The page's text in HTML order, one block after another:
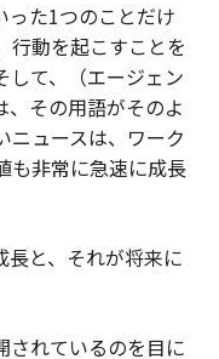
った1つのことだけ
行動を起こすことを
して、（エージェン
、その用語がそのよ
ニュースは、ワーク
も非常に急速に成長
長と、それが将来に
されているのを目に